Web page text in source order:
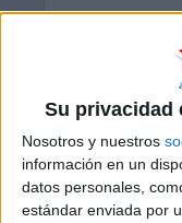
Su privacidad
Nosotros y nuestros
información en un
datos personales,
estándar enviada por
¿Qué quieres